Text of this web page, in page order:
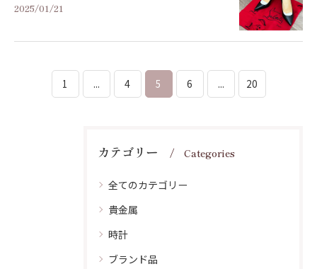
2025/01/21
1 ... 4 5 6 ... 20
カテゴリー Categories
全てのカテゴリー
貴金属
時計
ブランド品